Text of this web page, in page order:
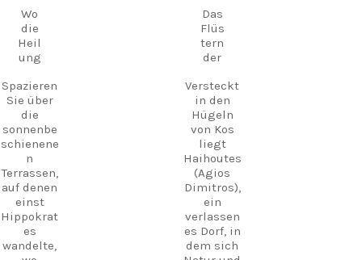
wo man
inmitten
historisch
er Kulisse
achte
regionale
Gerichte
genießen
kann.
An
vielen
Abenden
liegt
griechisc
he Live-
Musik in
atembera
ubende
Orte und
unverges
sliche
Erlebniss
e auf ganz
Kos.
Entdecke
n Sie Kos.
Erleben
Sie mehr.
Schaffen
Sie
Erinnerun
gen.
September
Wo
die
Heil
ung
Spazieren
Sie über
die
sonnenbe
schienene
n
Terrassen,
auf denen
einst
Hippokrat
es
wandelte,
September
Das
Flüs
tern
der
Versteckt
in den
Hügeln
von Kos
liegt
Haihoutes
(Agios
Dimitros),
ein
verlassen
es Dorf, in
dem sich